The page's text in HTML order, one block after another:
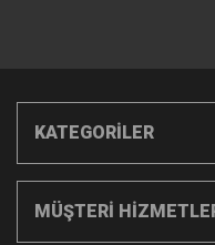
KATEGORİLER
MÜŞTERİ